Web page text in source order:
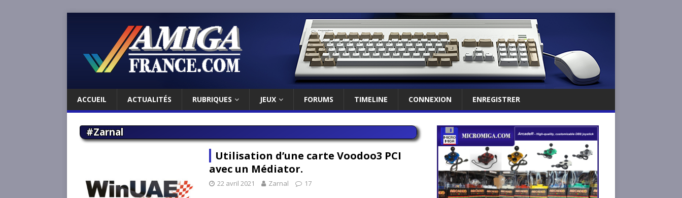
ACCUEIL ACTUALITÉS RUBRIQUES JEUX FORUMS TIMELINE CONNEXION ENREGISTRER
#Zarnal
Utilisation d’une carte Voodoo3 PCI
avec un Médiator.
22 avril 2021 Zarnal 17